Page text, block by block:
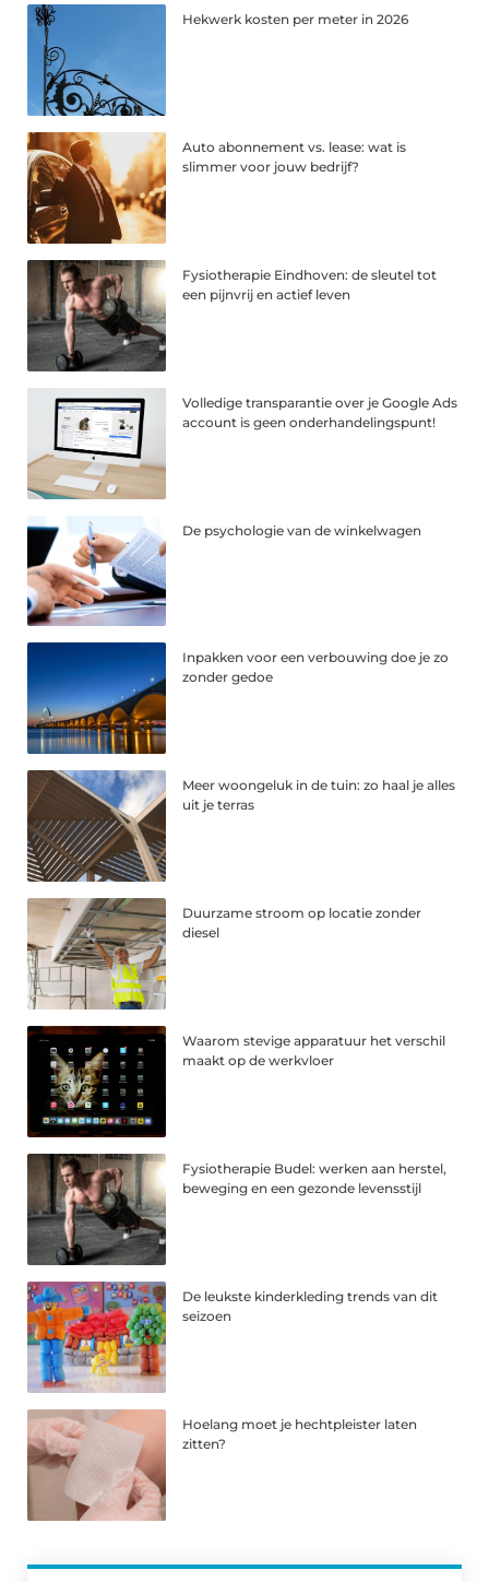
Hekwerk kosten per meter in 2026
Auto abonnement vs. lease: wat is
slimmer voor jouw bedrijf?
Fysiotherapie Eindhoven: de sleutel tot
een pijnvrij en actief leven
Volledige transparantie over je Google Ads
account is geen onderhandelingspunt!
De psychologie van de winkelwagen
Inpakken voor een verbouwing doe je zo
zonder gedoe
Meer woongeluk in de tuin: zo haal je alles
uit je terras
Duurzame stroom op locatie zonder
diesel
Waarom stevige apparatuur het verschil
maakt op de werkvloer
Fysiotherapie Budel: werken aan herstel,
beweging en een gezonde levensstijl
De leukste kinderkleding trends van dit
seizoen
Hoelang moet je hechtpleister laten
zitten?